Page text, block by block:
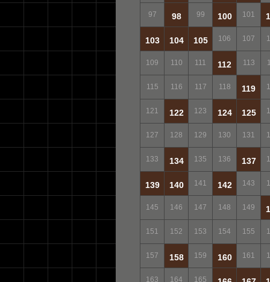
97 98 99 100 101
103 104 105 106 107
109 110 111 112 113
115 116 117 118 119
121 122 123 124 125
127 128 129 130 131
133 134 135 136 137
139 140 141 142 143
145 146 147 148 149
151 152 153 154 155
157 158 159 160 161
163 164 165